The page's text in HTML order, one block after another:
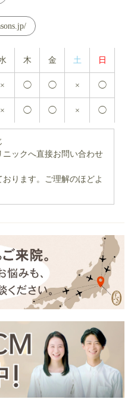
木 金 土 日
× ◯ ◯ × ◯
× ◯ ◯ × ◯
ックへ直接お問い合わせ
ります。ご理解のほどよ